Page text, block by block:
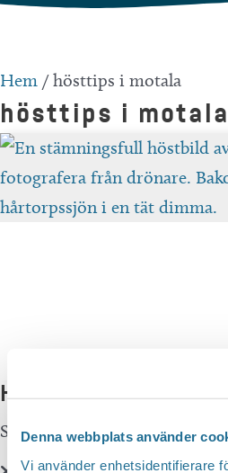
Denna webbplats använder
Vi använder enhetsidentifierare
Hoppa
innehåll
Hem /hösttips i motala
hösttips i motala
Hittar du inte vad du
Sök här...